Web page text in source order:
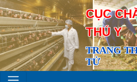
CỤC
THÚ Y
TRANG
TỬ